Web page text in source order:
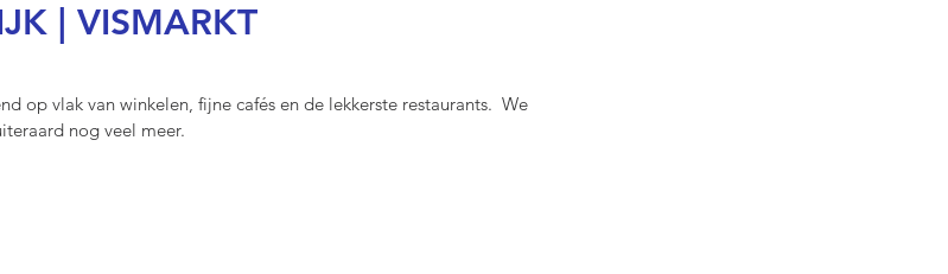
| VISMARKT
op vlak van winkelen, fijne cafés en de lekkerste restaurants.  We
nog veel meer.